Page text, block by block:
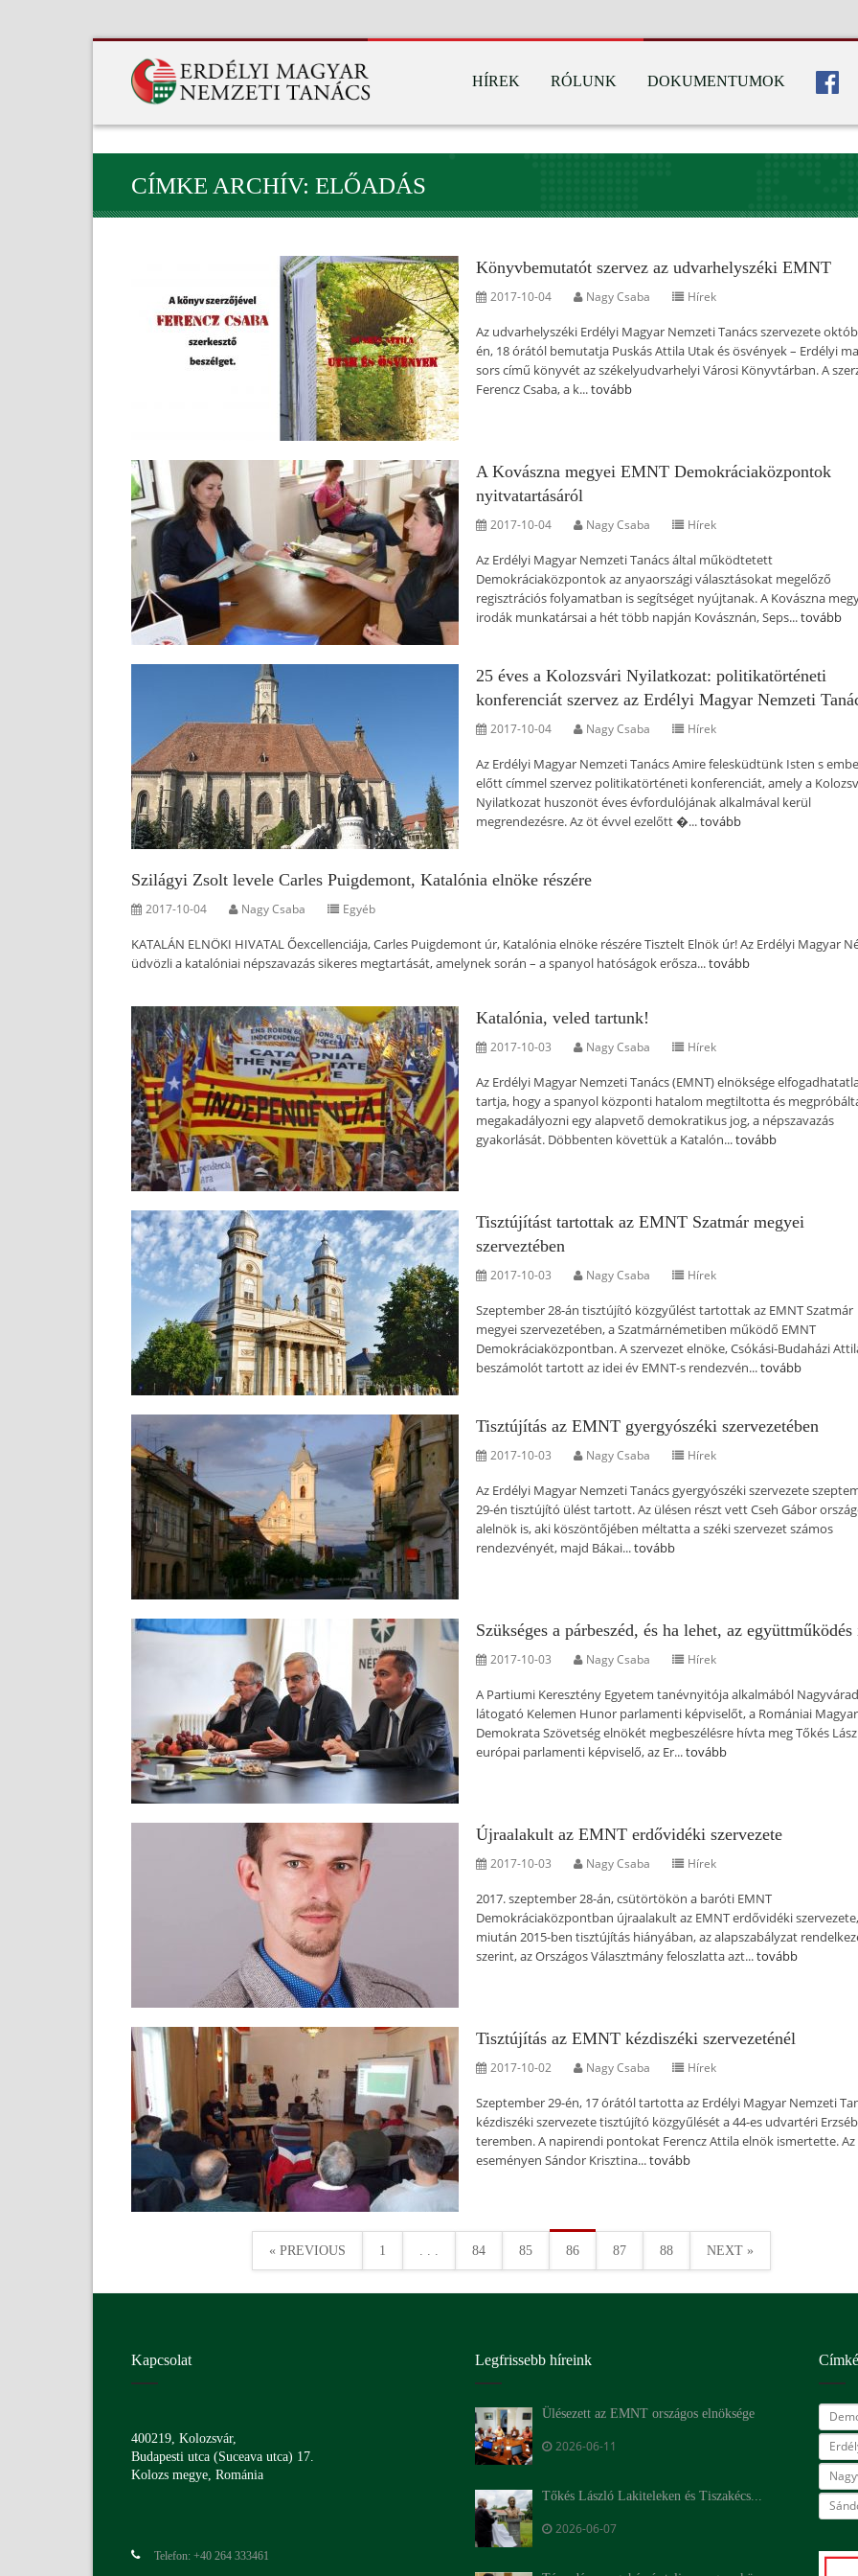
HÍREK RÓLUNK DOKUMENTUMOK
CÍMKE ARCHÍV: ELŐADÁS
Könyvbemutatót szervez az udvarhelyszéki EMNT
2017-10-04 Nagy Csaba Hírek
Az udvarhelyszéki Erdélyi Magyar Nemzeti Tanács szervezete
én, 18 órától bemutatja Puskás Attila Utak és ösvények – Erdélyi
sors című könyvét az székelyudvarhelyi Városi Könyvtárban. A
Ferencz Csaba, a k...tovább
A Kovászna megyei EMNT Demokráciaközpontok
nyitvatartásáról
2017-10-04 Nagy Csaba Hírek
Az Erdélyi Magyar Nemzeti Tanács által működtetett
Demokráciaközpontok az anyaországi választásokat megelőző
regisztrációs folyamatban is segítséget nyújtanak. A Kovászna
irodák munkatársai a hét több napján Kovásznán, Seps...tovább
25 éves a Kolozsvári Nyilatkozat: politikatörténeti
konferenciát szervez az Erdélyi Magyar Nemzeti
2017-10-04 Nagy Csaba Hírek
Az Erdélyi Magyar Nemzeti Tanács Amire felesküdtünk Isten s
előtt címmel szervez politikatörténeti konferenciát, amely a
Nyilatkozat huszonöt éves évfordulójának alkalmával kerül
megrendezésre. Az öt évvel ezelőtt �...tovább
Szilágyi Zsolt levele Carles Puigdemont, Katalónia elnöke részére
2017-10-04 Nagy Csaba Egyéb
KATALÁN ELNÖKI HIVATAL Őexcellenciája, Carles Puigdemont úr, Katalónia elnöke részére Tisztelt Elnök úr! Az Erdélyi Magyar
üdvözli a katalóniai népszavazás sikeres megtartását, amelynek során – a spanyol hatóságok erősza...tovább
Katalónia, veled tartunk!
2017-10-03 Nagy Csaba Hírek
Az Erdélyi Magyar Nemzeti Tanács (EMNT) elnöksége
tartja, hogy a spanyol központi hatalom megtiltotta és
megakadályozni egy alapvető demokratikus jog, a népszavazás
gyakorlását. Döbbenten követtük a Katalón...tovább
Tisztújítást tartottak az EMNT Szatmár megyei
szerveztében
2017-10-03 Nagy Csaba Hírek
Szeptember 28-án tisztújító közgyűlést tartottak az EMNT Szatmár
megyei szervezetében, a Szatmárnémetiben működő EMNT
Demokráciaközpontban. A szervezet elnöke, Csókási-Budaházi
beszámolót tartott az idei év EMNT-s rendezvén...tovább
Tisztújítás az EMNT gyergyószéki szervezetében
2017-10-03 Nagy Csaba Hírek
Az Erdélyi Magyar Nemzeti Tanács gyergyószéki szervezete
29-én tisztújító ülést tartott. Az ülésen részt vett Cseh Gábor
alelnök is, aki köszöntőjében méltatta a széki szervezet számos
rendezvényét, majd Bákai...tovább
Szükséges a párbeszéd, és ha lehet, az együttműködés
2017-10-03 Nagy Csaba Hírek
A Partiumi Keresztény Egyetem tanévnyitója alkalmából
látogató Kelemen Hunor parlamenti képviselőt, a Romániai Magyar
Demokrata Szövetség elnökét megbeszélésre hívta meg Tőkés
európai parlamenti képviselő, az Er...tovább
Újraalakult az EMNT erdővidéki szervezete
2017-10-03 Nagy Csaba Hírek
2017. szeptember 28-án, csütörtökön a baróti EMNT
Demokráciaközpontban újraalakult az EMNT erdővidéki szervezete,
miután 2015-ben tisztújítás hiányában, az alapszabályzat
szerint, az Országos Választmány feloszlatta azt...tovább
Tisztújítás az EMNT kézdiszéki szervezeténél
2017-10-02 Nagy Csaba Hírek
Szeptember 29-én, 17 órától tartotta az Erdélyi Magyar Nemzeti
kézdiszéki szervezete tisztújító közgyűlését a 44-es udvartéri
teremben. A napirendi pontokat Ferencz Attila elnök ismertette. Az
eseményen Sándor Krisztina...tovább
« PREVIOUS 1 . . . 84 85 86 87 88 NEXT »
Kapcsolat
400219, Kolozsvár,
Budapesti utca (Suceava utca) 17.
Kolozs megye, Románia
Telefon: +40 264 333461
Legfrissebb híreink
Ülésezett az EMNT országos elnöksége
2026-06-11
Tőkés László Lakiteleken és Tiszakécs...
2026-06-07